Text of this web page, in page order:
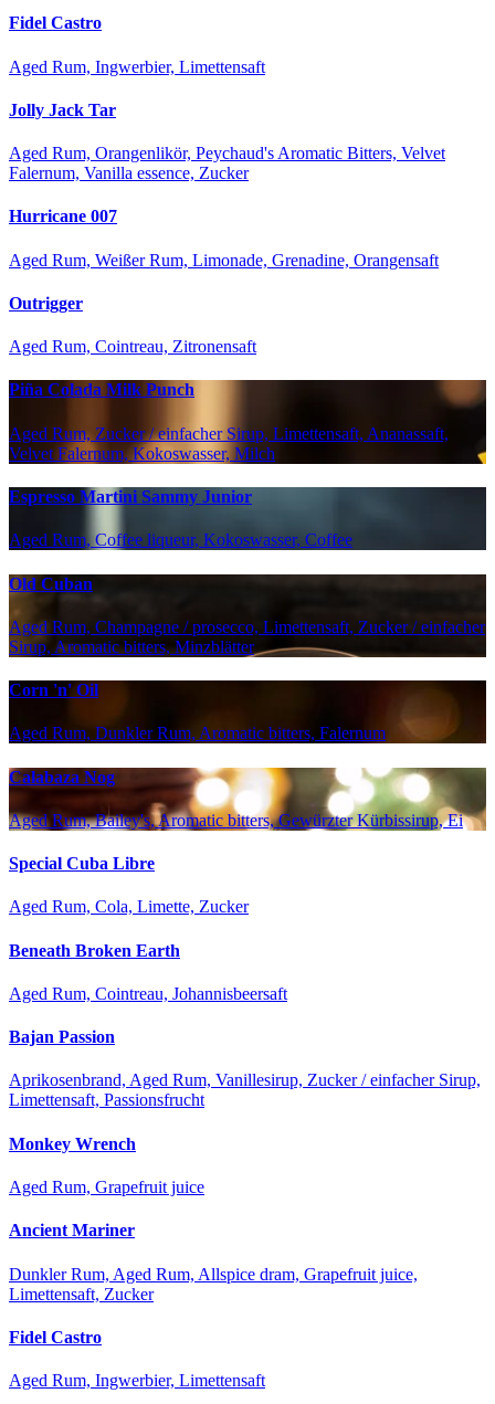
Fidel Castro
Aged Rum, Ingwerbier, Limettensaft
Jolly Jack Tar
Aged Rum, Orangenlikör, Peychaud's Aromatic Bitters, Velvet
Falernum, Vanilla essence, Zucker
Hurricane 007
Aged Rum, Weißer Rum, Limonade, Grenadine, Orangensaft
Outrigger
Aged Rum, Cointreau, Zitronensaft
Piña Colada Milk Punch
Aged Rum, Zucker / einfacher Sirup, Limettensaft, Ananassaft,
Velvet Falernum, Kokoswasser, Milch
Espresso Martini Sammy Junior
Aged Rum, Coffee liqueur, Kokoswasser, Coffee
Old Cuban
Aged Rum, Champagne / prosecco, Limettensaft, Zucker / einfacher
Sirup, Aromatic bitters, Minzblätter
Corn 'n' Oil
Aged Rum, Dunkler Rum, Aromatic bitters, Falernum
Calabaza Nog
Aged Rum, Bailey's, Aromatic bitters, Gewürzter Kürbissirup, Ei
Special Cuba Libre
Aged Rum, Cola, Limette, Zucker
Beneath Broken Earth
Aged Rum, Cointreau, Johannisbeersaft
Bajan Passion
Aprikosenbrand, Aged Rum, Vanillesirup, Zucker / einfacher Sirup,
Limettensaft, Passionsfrucht
Monkey Wrench
Aged Rum, Grapefruit juice
Ancient Mariner
Dunkler Rum, Aged Rum, Allspice dram, Grapefruit juice,
Limettensaft, Zucker
Fidel Castro
Aged Rum, Ingwerbier, Limettensaft